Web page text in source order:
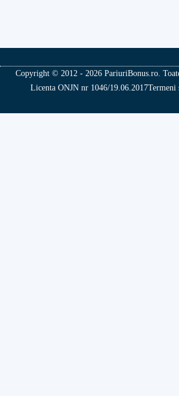
Copyright © 2012 - 2026 PariuriBonus.ro.
Licenta ONJN nr 1046/19.06.2017Termeni